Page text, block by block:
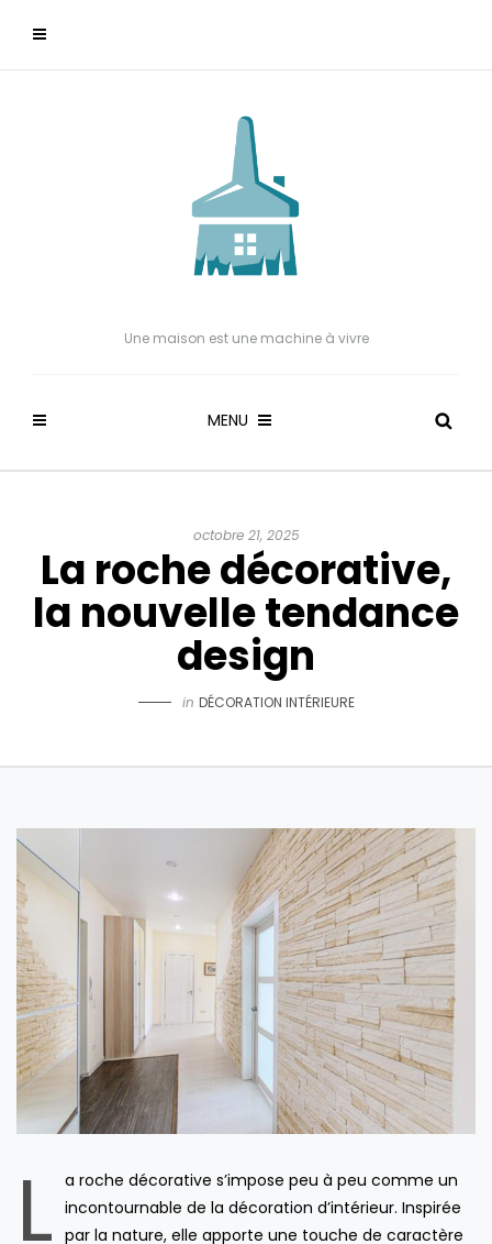
Une maison est une machine à vivre
MENU
octobre 21, 2025
La roche décorative,
la nouvelle tendance
design
in DÉCORATION INTÉRIEURE
L a roche décorative s’impose peu à peu comme un
incontournable de la décoration d’intérieur. Inspirée
par la nature, elle apporte une touche de caractère